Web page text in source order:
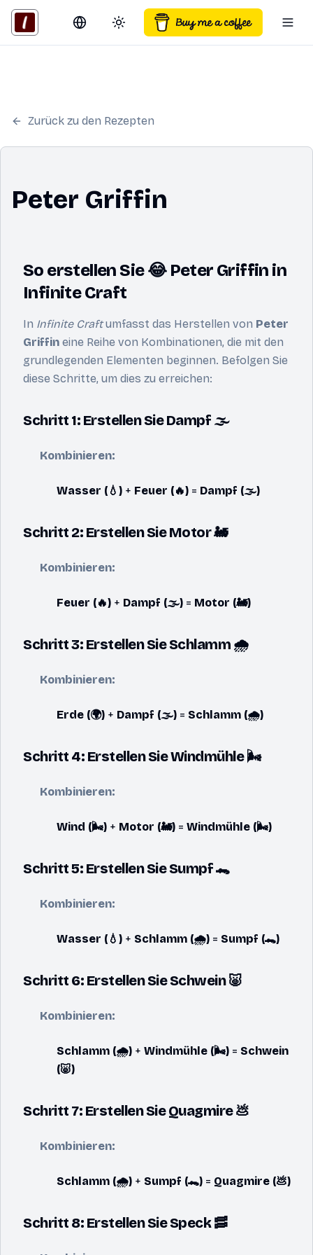
Switch language
Toggle theme
Zurück zu den Rezepten
Peter Griffin
So erstellen Sie 😂 Peter Griffin in
Infinite Craft
In Infinite Craftumfasst das Herstellen von Peter
Griffin eine Reihe von Kombinationen, die mit den
grundlegenden Elementen beginnen. Befolgen Sie
diese Schritte, um dies zu erreichen:
Schritt 1: Erstellen Sie Dampf 🌫️
Kombinieren:
Wasser (💧) + Feuer (🔥) = Dampf (🌫️)
Schritt 2: Erstellen Sie Motor 🚂
Kombinieren:
Feuer (🔥) + Dampf (🌫️) = Motor (🚂)
Schritt 3: Erstellen Sie Schlamm 🌧️
Kombinieren:
Erde (🌍) + Dampf (🌫️) = Schlamm (🌧️)
Schritt 4: Erstellen Sie Windmühle 🌬️
Kombinieren:
Wind (🌬️) + Motor (🚂) = Windmühle (🌬️)
Schritt 5: Erstellen Sie Sumpf 🐊
Kombinieren:
Wasser (💧) + Schlamm (🌧️) = Sumpf (🐊)
Schritt 6: Erstellen Sie Schwein 🐷
Kombinieren:
Schlamm (🌧️) + Windmühle (🌬️) = Schwein
(🐷)
Schritt 7: Erstellen Sie Quagmire 💩
Kombinieren:
Schlamm (🌧️) + Sumpf (🐊) = Quagmire (💩)
Schritt 8: Erstellen Sie Speck 🥓